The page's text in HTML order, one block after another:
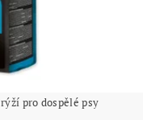
pro dospělé psy